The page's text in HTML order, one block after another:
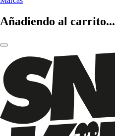
Añadiendo al carrito...